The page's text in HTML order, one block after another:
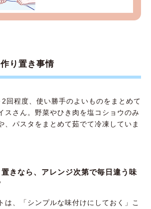
り置き事情
回程度、使い勝手のよいものをまとめて
スさん。野菜やひき肉を塩コショウのみ
、パスタをまとめて茹でて冷凍していま
きなら、アレンジ次第で毎日違う味
は、「シンプルな味付けにしておく」こ